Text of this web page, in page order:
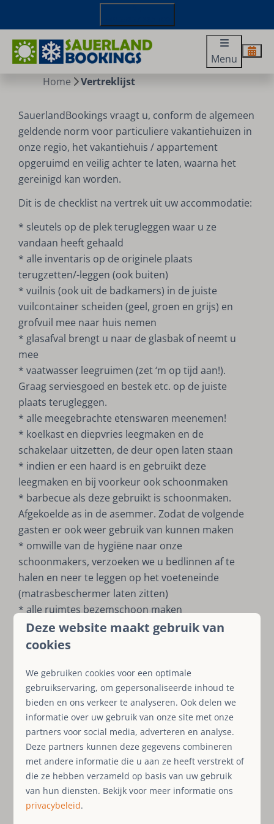
Menu
Home
Vertreklijst
SauerlandBookings vraagt u, conform de algemeen
geldende norm voor particuliere vakantiehuizen in
onze regio, het vakantiehuis / appartement
opgeruimd en veilig achter te laten, waarna het
gereinigd kan worden.
Dit is de checklist na vertrek uit uw accommodatie:
* sleutels op de plek terugleggen waar u ze
vandaan heeft gehaald
* alle inventaris op de originele plaats
terugzetten/-leggen (ook buiten)
* vuilnis (ook uit de badkamers) in de juiste
vuilcontainer scheiden (geel, groen en grijs) en
grofvuil mee naar huis nemen
* glasafval brengt u naar de glasbak of neemt u
mee
* vaatwasser leegruimen (zet ‘m op tijd aan!).
Graag serviesgoed en bestek etc. op de juiste
plaats terugleggen.
* alle meegebrachte etenswaren meenemen!
* koelkast en diepvries leegmaken en de
schakelaar uitzetten, de deur open laten staan
* indien er een haard is en gebruikt deze
leegmaken en bij voorkeur ook schoonmaken
* barbecue als deze gebruikt is schoonmaken.
Afgekoelde as in de asemmer. Zodat de volgende
gasten er ook weer gebruik van kunnen maken
* omwille van de hygiëne naar onze
schoonmakers, verzoeken we u bedlinnen af te
halen en neer te leggen op het voeteneinde
(matrasbeschermer laten zitten)
* alle ruimtes bezemschoon maken
* alle verlichting, keukenapparatuur, TV, DVD en
sauna uitschakelen
maximaal 1
* alle ramen dicht, de terrasdeur, de tuinkast en
schuur op slot
De vertrektijd is uiterlijk 10:00 uur. Een verzoek
voor later vertrek kunt u alleen tijdens uw verblijf
indienen bij de beheerder. Goedkeuring is
afhankelijk van de planning van de schoonmaak.
Indien het huis niet correct wordt achtergelaten
Deze website maakt gebruik van
cookies
We gebruiken cookies voor een optimale
gebruikservaring, om gepersonaliseerde inhoud te
bieden en ons verkeer te analyseren. Ook delen we
informatie over uw gebruik van onze site met onze
partners voor social media, adverteren en analyse.
Deze partners kunnen deze gegevens combineren
met andere informatie die u aan ze heeft verstrekt of
die ze hebben verzameld op basis van uw gebruik
van hun diensten. Bekijk voor meer informatie ons
privacybeleid.